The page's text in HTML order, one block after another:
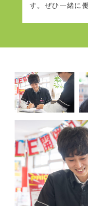
す。ぜひ一緒に